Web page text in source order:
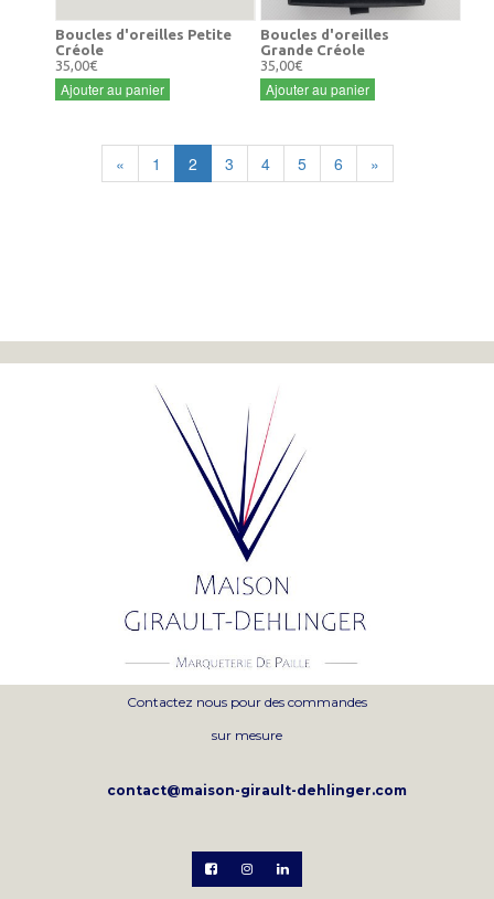
Boucles d'oreilles Petite
Créole
35,00€
Ajouter au panier
Boucles d'oreilles
Grande Créole
35,00€
Ajouter au panier
« 1 2 3 4 5 6 »
Contactez nous pour des commandes
sur mesure
contact@maison-girault-dehlinger.com
  